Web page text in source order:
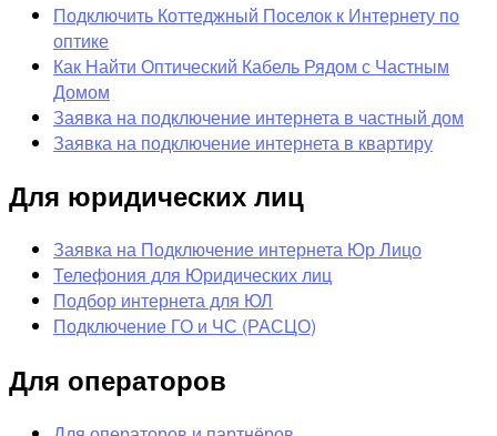
Подключить Коттеджный Поселок к Интернету по
оптике
Как Найти Оптический Кабель Рядом с Частным
Домом
Заявка на подключение интернета в частный дом
Заявка на подключение интернета в квартиру
Для юридических лиц
Заявка на Подключение интернета Юр Лицо
Телефония для Юридических лиц
Подбор интернета для ЮЛ
Подключение ГО и ЧС (РАСЦО)
Для операторов